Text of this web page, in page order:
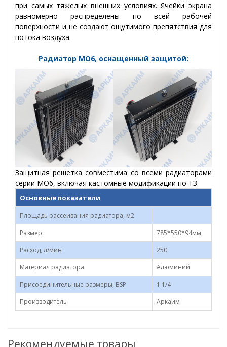
при самых тяжелых внешних условиях. Ячейки экрана
равномерно распределены по всей рабочей
поверхности и не создают ощутимого препятствия для
потока воздуха.
Радиатор МО6, оснащенный защитой:
Защитная решетка совместима со всеми радиаторами
серии МО6, включая кастомные модификации по ТЗ.
Основные показатели
Площадь рассеивания радиатора, м2
Размер
785*550*94мм
Расход, л/мин
250
Материал радиатора
Алюминий
Присоединительные размеры, BSP
1 1/4
Производитель
Аркаим
Рекомендуемые товары